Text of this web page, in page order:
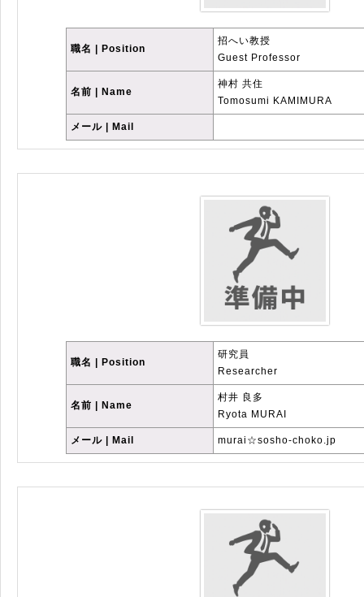
職名 | Position
招へい教授
Guest Professor
名前 | Name
神村 共住
Tomosumi KAMIMURA
メール | Mail
職名 | Position
研究員
Researcher
名前 | Name
村井 良多
Ryota MURAI
メール | Mail murai☆sosho-choko.jp